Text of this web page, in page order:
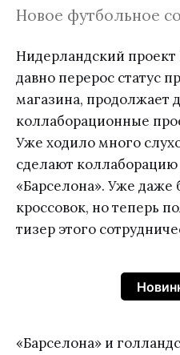
Новое футбольное
Нидерландский
давно перерос статус
магазина, продолжает
коллаборационные
Уже ходило много
сделают
«Барселона». Уже
кроссовок, но теперь
тизер этого
«Барселона» и